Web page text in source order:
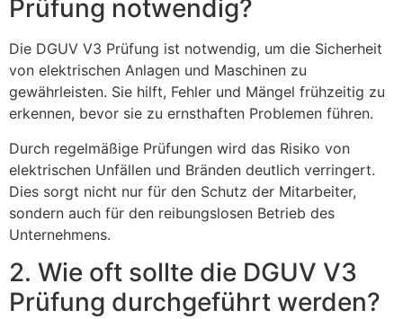
Prüfung notwendig?
Die DGUV V3 Prüfung ist notwendig, um die Sicherheit
von elektrischen Anlagen und Maschinen zu
gewährleisten. Sie hilft, Fehler und Mängel frühzeitig zu
erkennen, bevor sie zu ernsthaften Problemen führen.
Durch regelmäßige Prüfungen wird das Risiko von
elektrischen Unfällen und Bränden deutlich verringert.
Dies sorgt nicht nur für den Schutz der Mitarbeiter,
sondern auch für den reibungslosen Betrieb des
Unternehmens.
2. Wie oft sollte die DGUV V3
Prüfung durchgeführt werden?